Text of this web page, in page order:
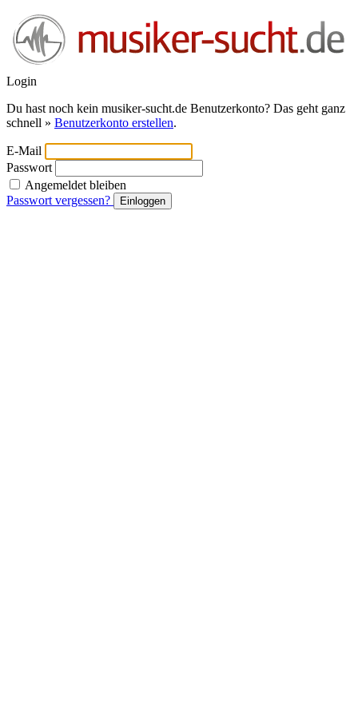
Login
Du hast noch kein musiker-sucht.de Benutzerkonto? Das geht ganz
schnell » Benutzerkonto erstellen.
E-Mail
Passwort
Angemeldet bleiben
Passwort vergessen?
Einloggen